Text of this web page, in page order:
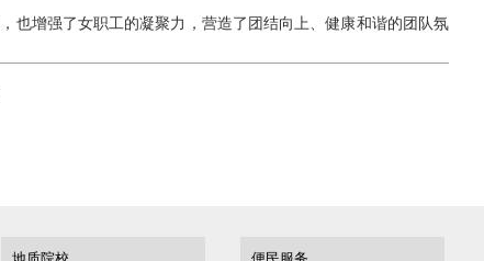
也增强了女职工的凝聚力，营造了团结向上、健康和谐的团队氛